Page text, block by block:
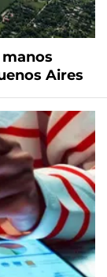
Aires